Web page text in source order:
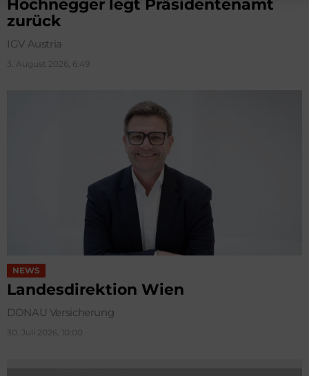
Hochnegger legt Präsidentenamt
zurück
IGV Austria
3. August 2026, 6:49
NEWS
Landesdirektion Wien
DONAU Versicherung
30. Juli 2026, 10:00